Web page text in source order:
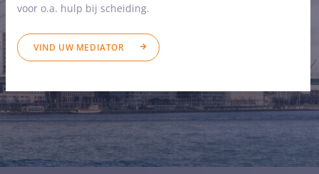
voor o.a. hulp bij scheiding.
VIND UW MEDIATOR